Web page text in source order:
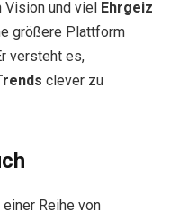
Vision und viel
Ehrgeiz
größere Plattform
versteht es,
clever zu
einer Reihe von